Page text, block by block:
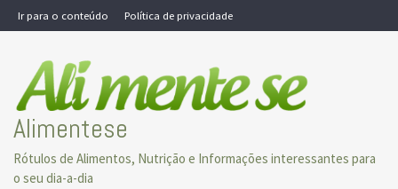
Skip
to
Ir para o conteúdo Política de privacidade
Alimentese
Rótulos de Alimentos, Nutrição e Informações interessantes para
o seu dia-a-dia